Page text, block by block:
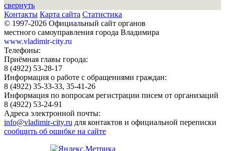
свернуть
Контакты Карта сайта Статистика
© 1997-2026 Официальный сайт органов
местного самоуправления города Владимира
www.vladimir-city.ru
Телефоны:
Приёмная главы города:
8 (4922) 53-28-17
Информация о работе с обращениями граждан:
8 (4922) 35-33-33, 35-41-26
Информация по вопросам регистрации писем от организаций
8 (4922) 53-24-91
Адреса электронной почты:
info@vladimir-city.ru для контактов и официальной переписки
сообщить об ошибке на сайте